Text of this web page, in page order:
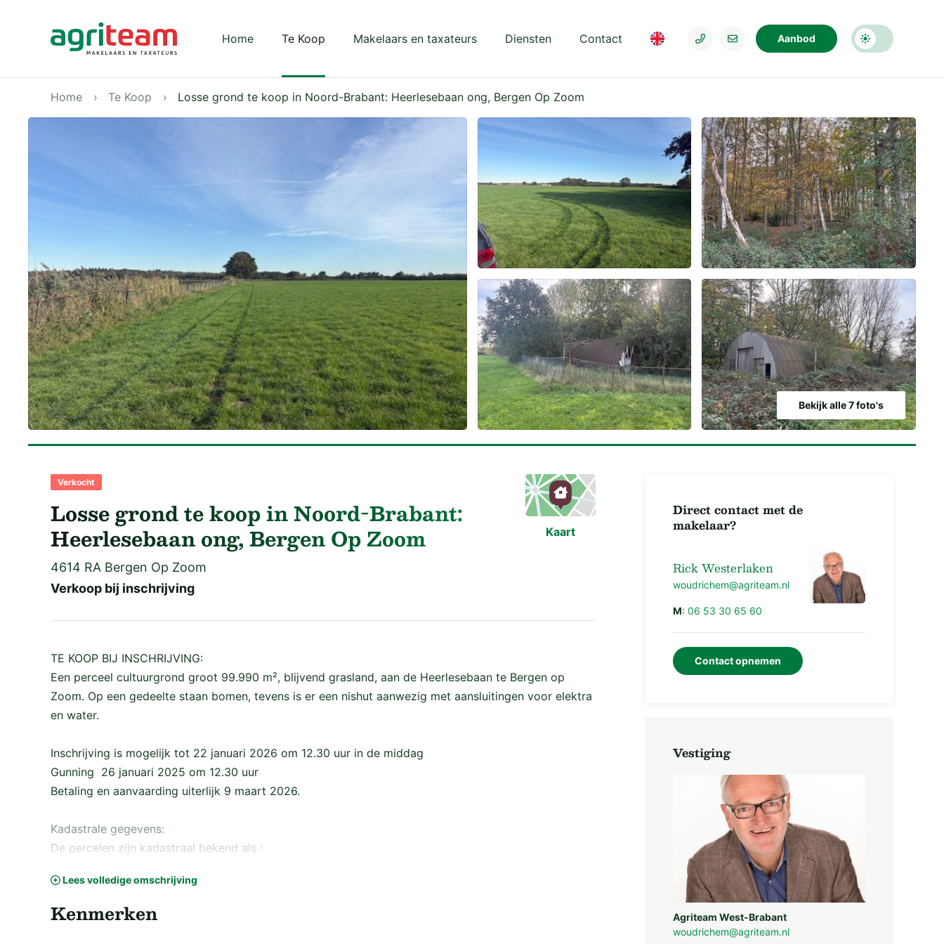
Home Te Koop Makelaars en taxateurs Diensten Contact Aanbod
Darkmode: Off
Home Te Koop Losse grond te koop in Noord-Brabant: Heerlesebaan ong, Bergen Op Zoom
Bekijk alle 7 foto's
Kaart
Verkocht
Losse grond te koop in Noord-Brabant:
Heerlesebaan ong, Bergen Op Zoom
4614 RA Bergen Op Zoom
Verkoop bij inschrijving
TE KOOP BIJ INSCHRIJVING:
Een perceel cultuurgrond groot 99.990 m², blijvend grasland, aan de Heerlesebaan te Bergen op
Zoom. Op een gedeelte staan bomen, tevens is er een nishut aanwezig met aansluitingen voor elektra
en water.
Inschrijving is mogelijk tot 22 januari 2026 om 12.30 uur in de middag
Gunning 26 januari 2025 om 12.30 uur
Betaling en aanvaarding uiterlijk 9 maart 2026.
Kadastrale gegevens:
De percelen zijn kadastraal bekend als :
Gemeente Bergen op Zoom, sectie L, nummer 324, groot, 385 m².
Algemene gegevens:
Lees volledige omschrijving
Kenmerken
Direct contact met de
makelaar?
Rick Westerlaken
woudrichem@agriteam.nl
M:06 53 30 65 60
Contact opnemen
Vestiging
Agriteam West-Brabant
woudrichem@agriteam.nl